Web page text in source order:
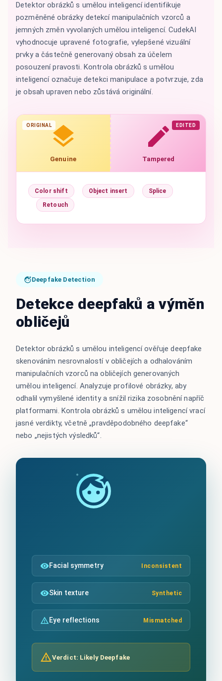
ORIGINAL
Genuine
EDITED
Tampered
Color shift Object insert
Splice
Retouch
Detektor obrázků s umělou inteligencí identifikuje
pozměněné obrázky detekcí manipulačních vzorců a
jemných změn vyvolaných umělou inteligencí. CudekAI
vyhodnocuje upravené fotografie, vylepšené vizuální
prvky a částečně generovaný obsah za účelem
posouzení pravosti. Kontrola obrázků s umělou
inteligencí označuje detekci manipulace a potvrzuje, zda
je obsah upraven nebo zůstává originální.
Deepfake Detection
Detekce deepfaků a výměn
obličejů
Detektor obrázků s umělou inteligencí ověřuje deepfake
skenováním nesrovnalostí v obličejích a odhalováním
manipulačních vzorců na obličejích generovaných
umělou inteligencí. Analyzuje profilové obrázky, aby
odhalil vymyšlené identity a snížil rizika zosobnění napříč
platformami. Kontrola obrázků s umělou inteligencí vrací
jasné verdikty, včetně „pravděpodobného deepfake“
nebo „nejistých výsledků“.
Facial symmetry Inconsistent
Skin texture Synthetic
Eye reflections Mismatched
Verdict: Likely Deepfake